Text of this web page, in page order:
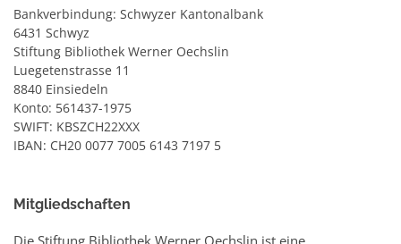
Bankverbindung: Schwyzer Kantonalbank
6431 Schwyz
Stiftung Bibliothek Werner Oechslin
Luegetenstrasse 11
8840 Einsiedeln
Konto: 561437-1975
SWIFT: KBSZCH22XXX
IBAN: CH20 0077 7005 6143 7197 5
Mitgliedschaften
Die Stiftung Bibliothek Werner Oechslin ist eine